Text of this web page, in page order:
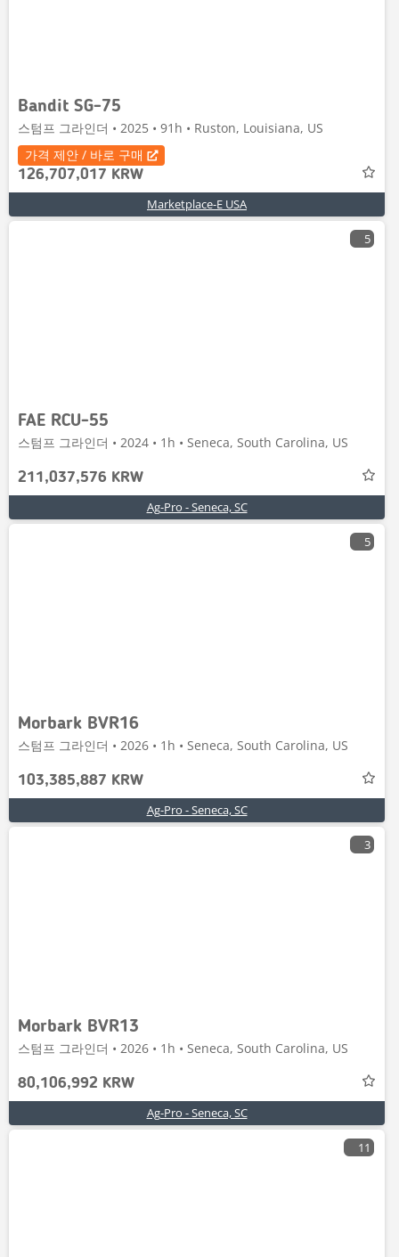
Bandit SG-75
스텀프 그라인더 • 2025 • 91h • Ruston, Louisiana, US
가격 제안 / 바로 구매
126,707,017 KRW
Marketplace-E USA
5
FAE RCU-55
스텀프 그라인더 • 2024 • 1h • Seneca, South Carolina, US
211,037,576 KRW
Ag-Pro - Seneca, SC
5
Morbark BVR16
스텀프 그라인더 • 2026 • 1h • Seneca, South Carolina, US
103,385,887 KRW
Ag-Pro - Seneca, SC
3
Morbark BVR13
스텀프 그라인더 • 2026 • 1h • Seneca, South Carolina, US
80,106,992 KRW
Ag-Pro - Seneca, SC
11